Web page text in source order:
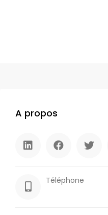
A propos
Téléphone